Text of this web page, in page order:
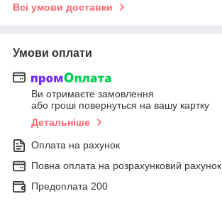
Всі умови доставки
Умови оплати
Ви отримаєте замовлення
або гроші повернуться на вашу картку
Детальніше
Оплата на рахунок
Повна оплата на розрахунковий рахунок
Предоплата 200